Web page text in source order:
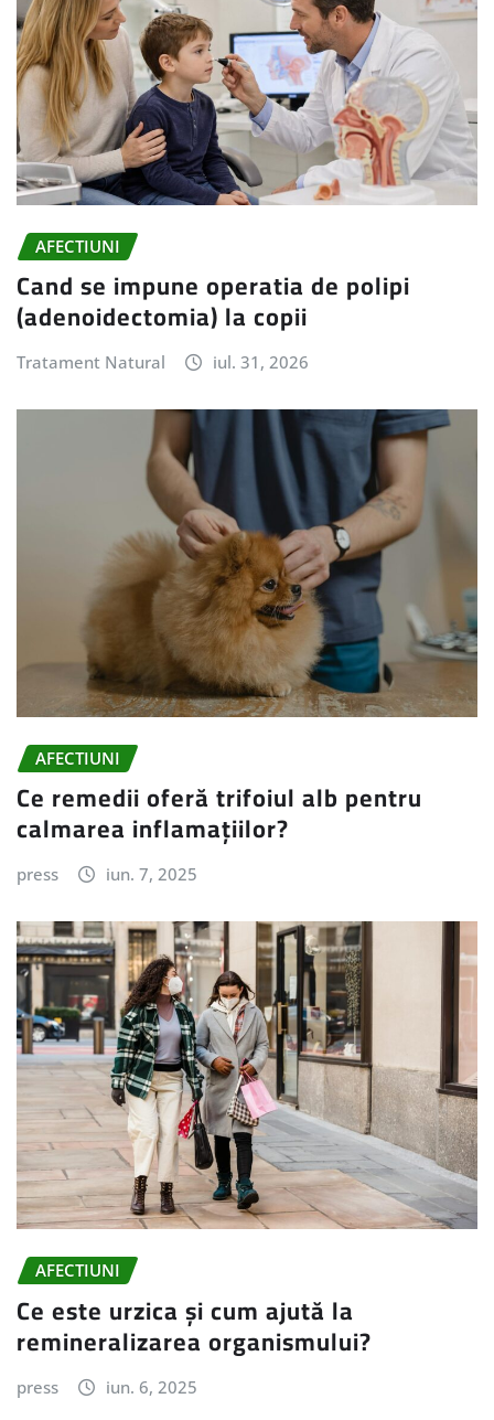
AFECTIUNI
Cand se impune operatia de polipi
(adenoidectomia) la copii
Tratament Natural iul. 31, 2026
AFECTIUNI
Ce remedii oferă trifoiul alb pentru
calmarea inflamațiilor?
press iun. 7, 2025
AFECTIUNI
Ce este urzica și cum ajută la
remineralizarea organismului?
press iun. 6, 2025